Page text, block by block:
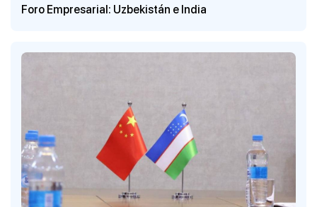
Foro Empresarial: Uzbekistán e India